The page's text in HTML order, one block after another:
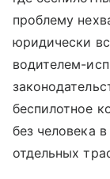
проблему
юридически
водителем-
беспилотное
без человека
отдельных